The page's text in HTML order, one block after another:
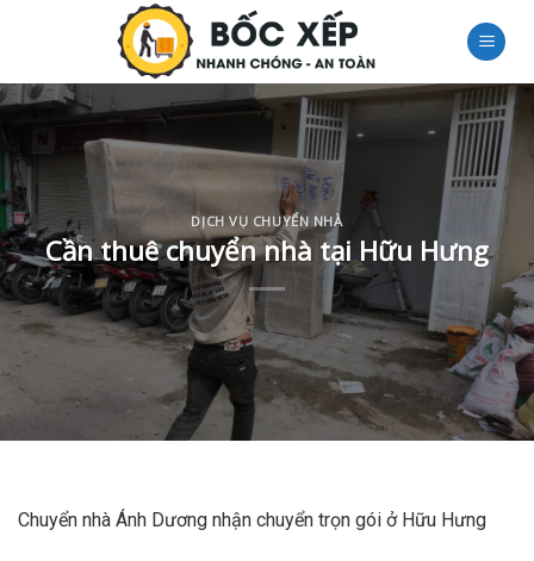
DỊCH VỤ CHUYỂN NHÀ
Cần thuê chuyển nhà tại Hữu Hưng
Chuyển nhà Ánh Dương nhận chuyển trọn gói ở Hữu Hưng